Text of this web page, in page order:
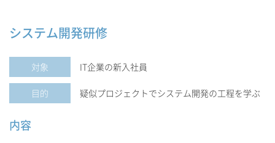
システム開発研修
対象 IT企業の新入社員
目的 疑似プロジェクトでシステム開発の工程を学ぶ
内容